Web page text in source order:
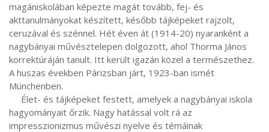
magániskolában képezte magát tovább, fej- és
akttanulmányokat készített, később tájképeket rajzolt,
ceruzával és szénnel. Hét éven át (1914-20) nyaranként a
nagybányai művésztelepen dolgozott, ahol Thorma János
korrektúráján tanult. Itt került igazán közel a természethez.
A huszas években Párizsban járt, 1923-ban ismét
Münchenben.
hagyományait őrzik. Nagy hatással volt rá az
impresszionizmus művészi nyelve és témáinak